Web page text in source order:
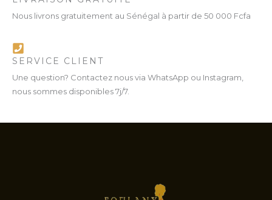
Nous livrons gratuitement au Sénégal à partir de 50 000 Fcfa
SERVICE CLIENT
Une question? Contactez nous via WhatsApp ou Instagram,
nous sommes disponibles 7j/7.